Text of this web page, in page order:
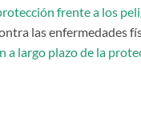
frente a los
las enfermedades
a largo plazo de la